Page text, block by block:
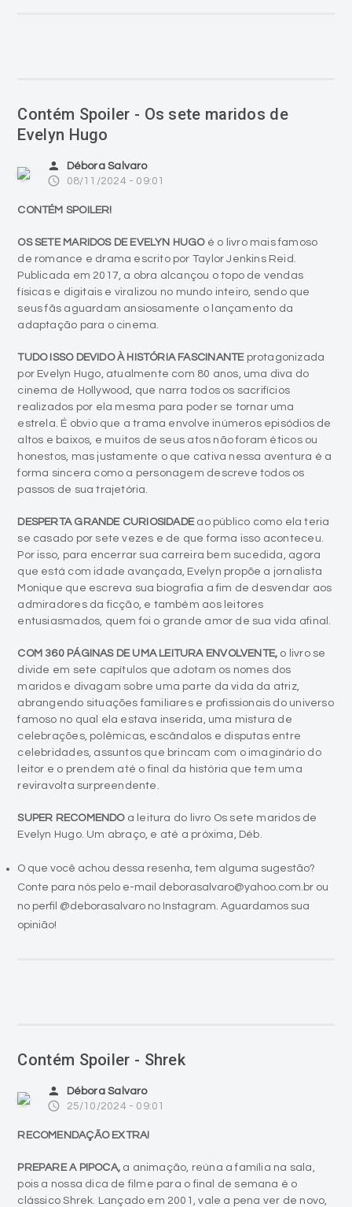
Contém Spoiler - Os sete maridos de
Evelyn Hugo
person Débora Salvaro
access_time 08/11/2024 - 09:01
CONTÉM SPOILER!
OS SETE MARIDOS DE EVELYN HUGOé o livro mais famoso
de romance e drama escrito por Taylor Jenkins Reid.
Publicada em 2017, a obra alcançou o topo de vendas
físicas e digitais e viralizou no mundo inteiro, sendo que
seus fãs aguardam ansiosamente o lançamento da
adaptação para o cinema.
TUDO ISSO DEVIDO À HISTÓRIA FASCINANTEprotagonizada
por Evelyn Hugo, atualmente com 80 anos, uma diva do
cinema de Hollywood, que narra todos os sacrifícios
realizados por ela mesma para poder se tornar uma
estrela. É obvio que a trama envolve inúmeros episódios de
altos e baixos, e muitos de seus atos não foram éticos ou
honestos, mas justamente o que cativa nessa aventura é a
forma sincera como a personagem descreve todos os
passos de sua trajetória.
DESPERTA GRANDE CURIOSIDADE ao público como ela teria
se casado por sete vezes e de que forma isso aconteceu.
Por isso, para encerrar sua carreira bem sucedida, agora
que está com idade avançada, Evelyn propõe a jornalista
Monique que escreva sua biografia a fim de desvendar aos
admiradores da ficção, e também aos leitores
entusiasmados, quem foi o grande amor de sua vida afinal.
COM 360 PÁGINAS DE UMA LEITURA ENVOLVENTE, o livro se
divide em sete capítulos que adotam os nomes dos
maridos e divagam sobre uma parte da vida da atriz,
abrangendo situações familiares e profissionais do universo
famoso no qual ela estava inserida, uma mistura de
celebrações, polêmicas, escândalos e disputas entre
celebridades, assuntos que brincam com o imaginário do
leitor e o prendem até o final da história que tem uma
reviravolta surpreendente.
SUPER RECOMENDOa leitura do livro Os sete maridos de
Evelyn Hugo. Um abraço, e até a próxima, Déb.
O que você achou dessa resenha, tem alguma sugestão?
Conte para nós pelo e-mail deborasalvaro@yahoo.com.br ou
no perfil @deborasalvaro no Instagram. Aguardamos sua
opinião!
Contém Spoiler - Shrek
person Débora Salvaro
access_time 25/10/2024 - 09:01
RECOMENDAÇÃO EXTRA!
PREPARE A PIPOCA,a animação, reúna a família na sala,
pois a nossa dica de filme para o final de semana é o
clássico Shrek. Lançado em 2001, vale a pena ver de novo,